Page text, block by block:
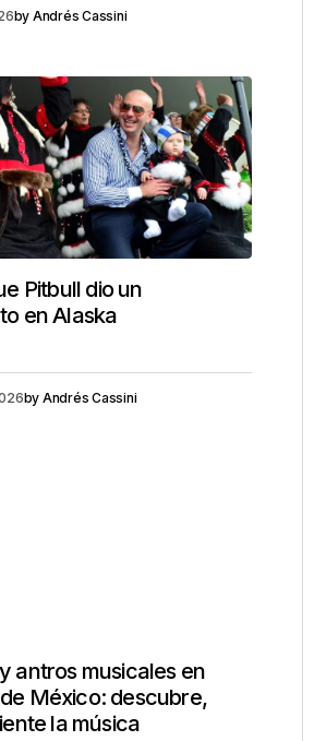
by Andrés Cassini
Pitbull dio un
en Alaska
by Andrés Cassini
antros musicales en
México: descubre,
la música